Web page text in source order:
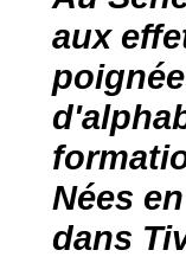
aux
Nées
dans